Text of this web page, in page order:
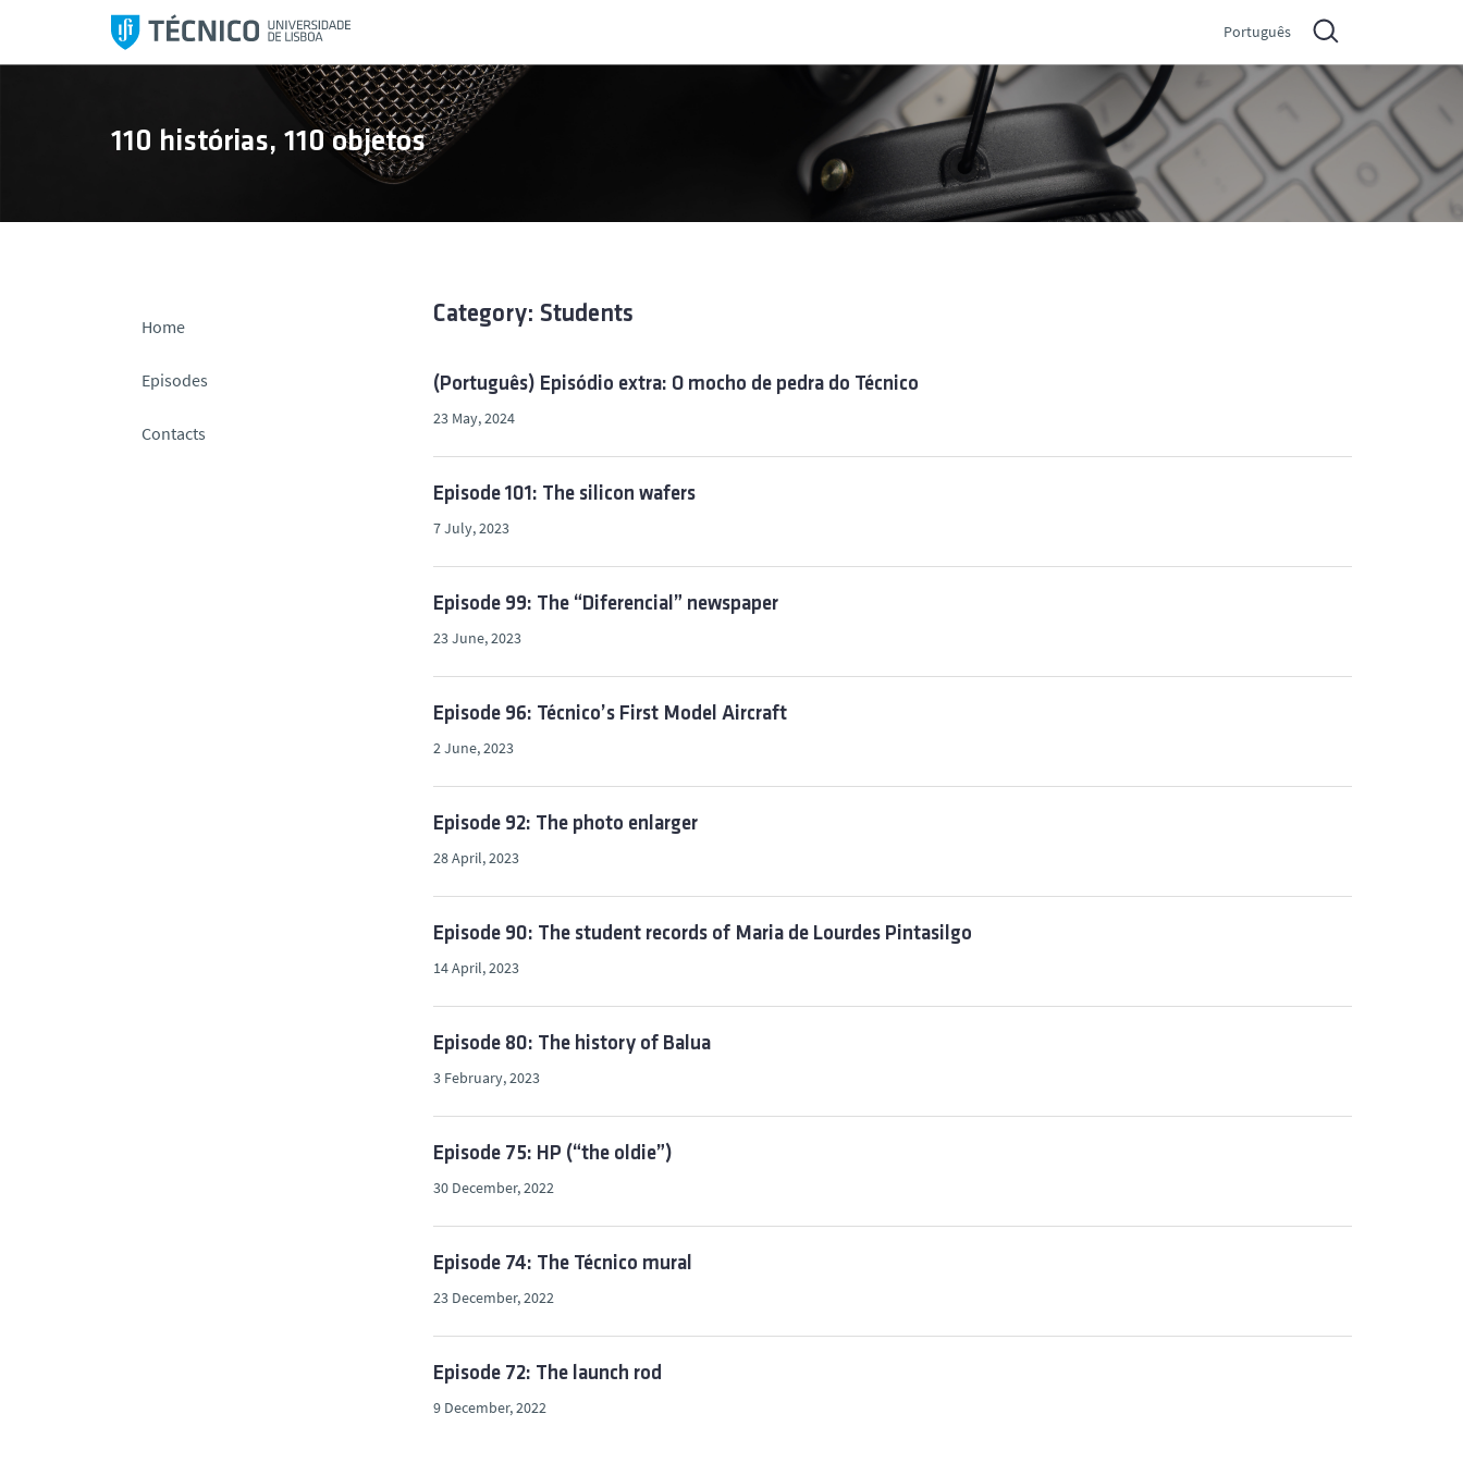
i
Português
110 histórias, 110 objetos
Home
Episodes
Contacts
Category: Students
(Português) Episódio extra: O mocho de pedra do Técnico
23 May, 2024
Episode 101: The silicon wafers
7 July, 2023
Episode 99: The “Diferencial” newspaper
23 June, 2023
Episode 96: Técnico’s First Model Aircraft
2 June, 2023
Episode 92: The photo enlarger
28 April, 2023
Episode 90: The student records of Maria de Lourdes Pintasilgo
14 April, 2023
Episode 80: The history of Balua
3 February, 2023
Episode 75: HP (“the oldie”)
30 December, 2022
Episode 74: The Técnico mural
23 December, 2022
Episode 72: The launch rod
9 December, 2022